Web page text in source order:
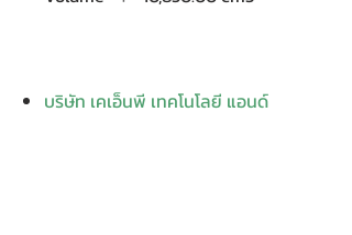
บริษัท เคเอ็นพี เทคโนโลยี แอนด์